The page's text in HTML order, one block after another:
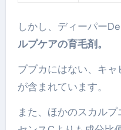
しかし、ディーパー
ルプケアの育毛剤。
ブブカにはない、キ
が含まれています。
また、ほかのスカル